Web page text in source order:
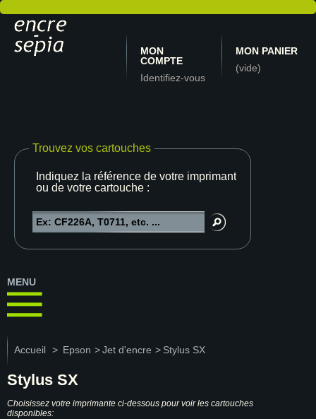
MON
COMPTE
Identifiez-vous
MON PANIER
(vide)
Trouvez vos cartouches
Indiquez la référence de votre imprimante
ou de votre cartouche :
MENU
Accueil > Epson >Jet d'encre > Stylus SX
Stylus SX
Choisissez votre imprimante ci-dessous pour voir les cartouches
disponibles: